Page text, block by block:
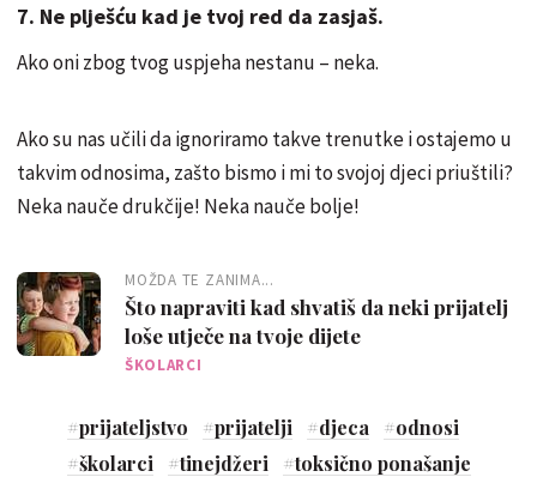
7. Ne plješću kad je tvoj red da zasjaš.
Ako oni zbog tvog uspjeha nestanu – neka.
Ako su nas učili da ignoriramo takve trenutke i ostajemo u
takvim odnosima, zašto bismo i mi to svojoj djeci priuštili?
Neka nauče drukčije! Neka nauče bolje!
MOŽDA TE ZANIMA...
Što napraviti kad shvatiš da neki prijatelj
loše utječe na tvoje dijete
ŠKOLARCI
#prijateljstvo #prijatelji #djeca #odnosi
#školarci #tinejdžeri #toksično ponašanje